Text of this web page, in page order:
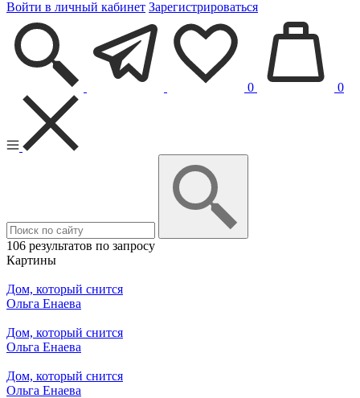
Войти в личный кабинет Зарегистрироваться
0 0
106 результатов по запросу
Картины
Дом, который снится
Ольга Енаева
Дом, который снится
Ольга Енаева
Дом, который снится
Ольга Енаева